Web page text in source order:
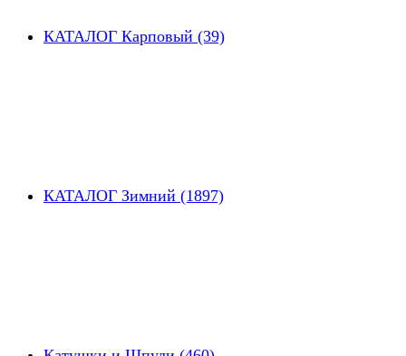
КАТАЛОГ Карповый (39)
КАТАЛОГ Зимний (1897)